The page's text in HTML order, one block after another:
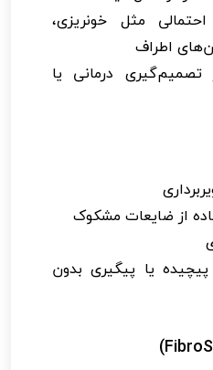
مثل خونریزی،
اطراف
درمانی یا
از ضایعات مشکوک
یا پیگیری بدون